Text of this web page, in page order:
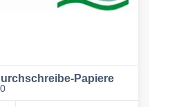
Papiere